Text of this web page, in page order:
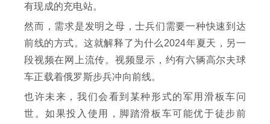
有现成的充电站。
然而，需求是发明之母，士兵们需要一种快速到达
前线的方式。这就解释了为什么2024年夏天，另一
段视频在网上流传。视频显示，约有六辆高尔夫球
车正载着俄罗斯步兵冲向前线。
也许未来，我们会看到某种形式的军用滑板车问
世。如果投入使用，脚踏滑板车可能优于徒步前